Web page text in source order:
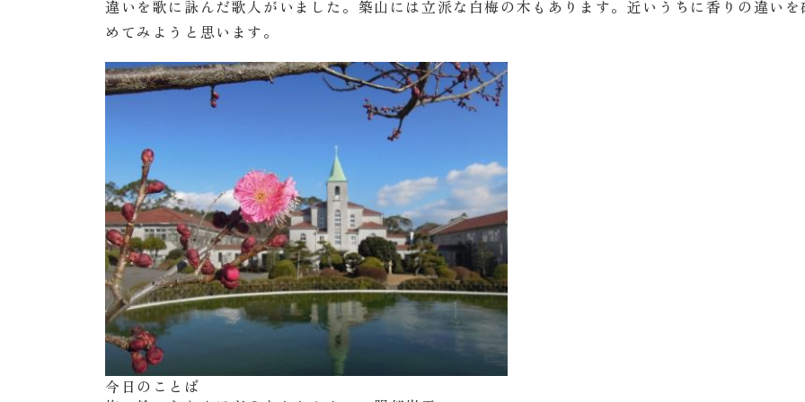
違いを歌に詠んだ歌人がいました。築山には立派な白梅の木もあります。近いうちに香りの違い
めてみようと思います。
今日のことば